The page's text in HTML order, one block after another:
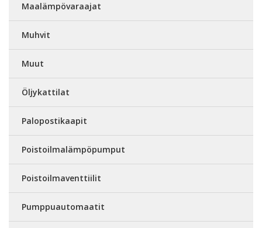
Maalämpövaraajat
Muhvit
Muut
Öljykattilat
Palopostikaapit
Poistoilmalämpöpumput
Poistoilmaventtiilit
Pumppuautomaatit